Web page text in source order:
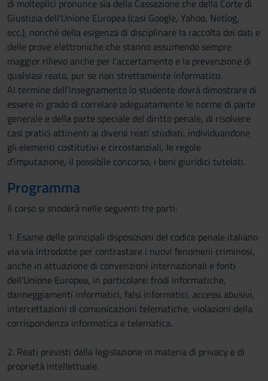
di molteplici pronunce sia della Cassazione che della Corte di
Giustizia dell'Unione Europea (casi Google, Yahoo, Netlog,
ecc.), nonché della esigenza di disciplinare la raccolta dei dati e
delle prove elettroniche che stanno assumendo sempre
maggior rilievo anche per l'accertamento e la prevenzione di
qualsiasi reato, pur se non strettamente informatico.
Al termine dell’insegnamento lo studente dovrà dimostrare di
essere in grado di correlare adeguatamente le norme di parte
generale e della parte speciale del diritto penale, di risolvere
casi pratici attinenti ai diversi reati studiati, individuandone
gli elementi costitutivi e circostanziali, le regole
d’imputazione, il possibile concorso, i beni giuridici tutelati.
Programma
Il corso si snoderà nelle seguenti tre parti:
1. Esame delle principali disposizioni del codice penale italiano
via via introdotte per contrastare i nuovi fenomeni criminosi,
anche in attuazione di convenzioni internazionali e fonti
dell'Unione Europea, in particolare: frodi informatiche,
danneggiamenti informatici, falsi informatici, accessi abusivi,
intercettazioni di comunicazioni telematiche, violazioni della
corrispondenza informatica e telematica.
2. Reati previsti dalla legislazione in materia di privacy e di
proprietà intellettuale.